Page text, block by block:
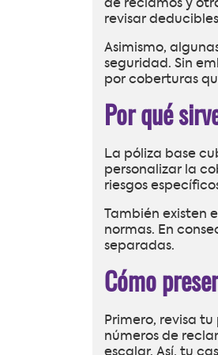
de reclamos y
revisar
Asimismo,
seguridad. Sin
por coberturas
Por qué
La póliza base
personalizar la
riesgos
También existen
normas. En
separadas.
Cómo
Primero, revisa
números de
escalar. Así, tu